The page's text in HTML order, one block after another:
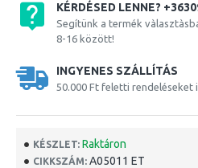
KÉRDÉSED LENNE?
Segítünk a termék
8-16 között!
INGYENES SZÁLLÍTÁS
50.000 Ft feletti rendeléseket
KÉSZLET: Raktáron
CIKKSZÁM: A05011 ET